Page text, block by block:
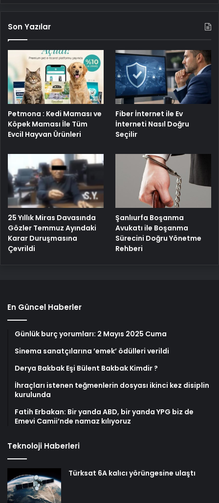
Son Yazılar
Petmona : Kedi Maması ve
Köpek Maması İle Tüm
Evcil Hayvan Ürünleri
Fiber İnternet ile Ev
İnterneti Nasıl Doğru
Seçilir
25 Yıllık Miras Davasında
Gözler Temmuz Ayındaki
Karar Duruşmasına
Çevrildi
Şanlıurfa Boşanma
Avukatı ile Boşanma
Sürecini Doğru Yönetme
Rehberi
En Güncel Haberler
Günlük burç yorumları: 2 Mayıs 2025 Cuma
Sinema sanatçılarına ’emek’ ödülleri verildi
Derya Bakbak Eşi Bülent Bakbak Kimdir ?
İhraçları istenen teğmenlerin dosyası ikinci kez disiplin
kurulunda
Fatih Erbakan: Bir yanda ABD, bir yanda YPG biz de
Emevi Camii’nde namaz kılıyoruz
Teknoloji Haberleri
Türksat 6A kalıcı yörüngesine ulaştı